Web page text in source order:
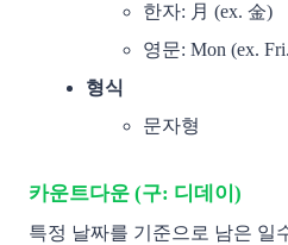
한자: 月 (ex. 金)
영문: Mon (ex.
형식
문자형
카운트다운 (구: 디데이)
특정 날짜를 기준으로 남은 일